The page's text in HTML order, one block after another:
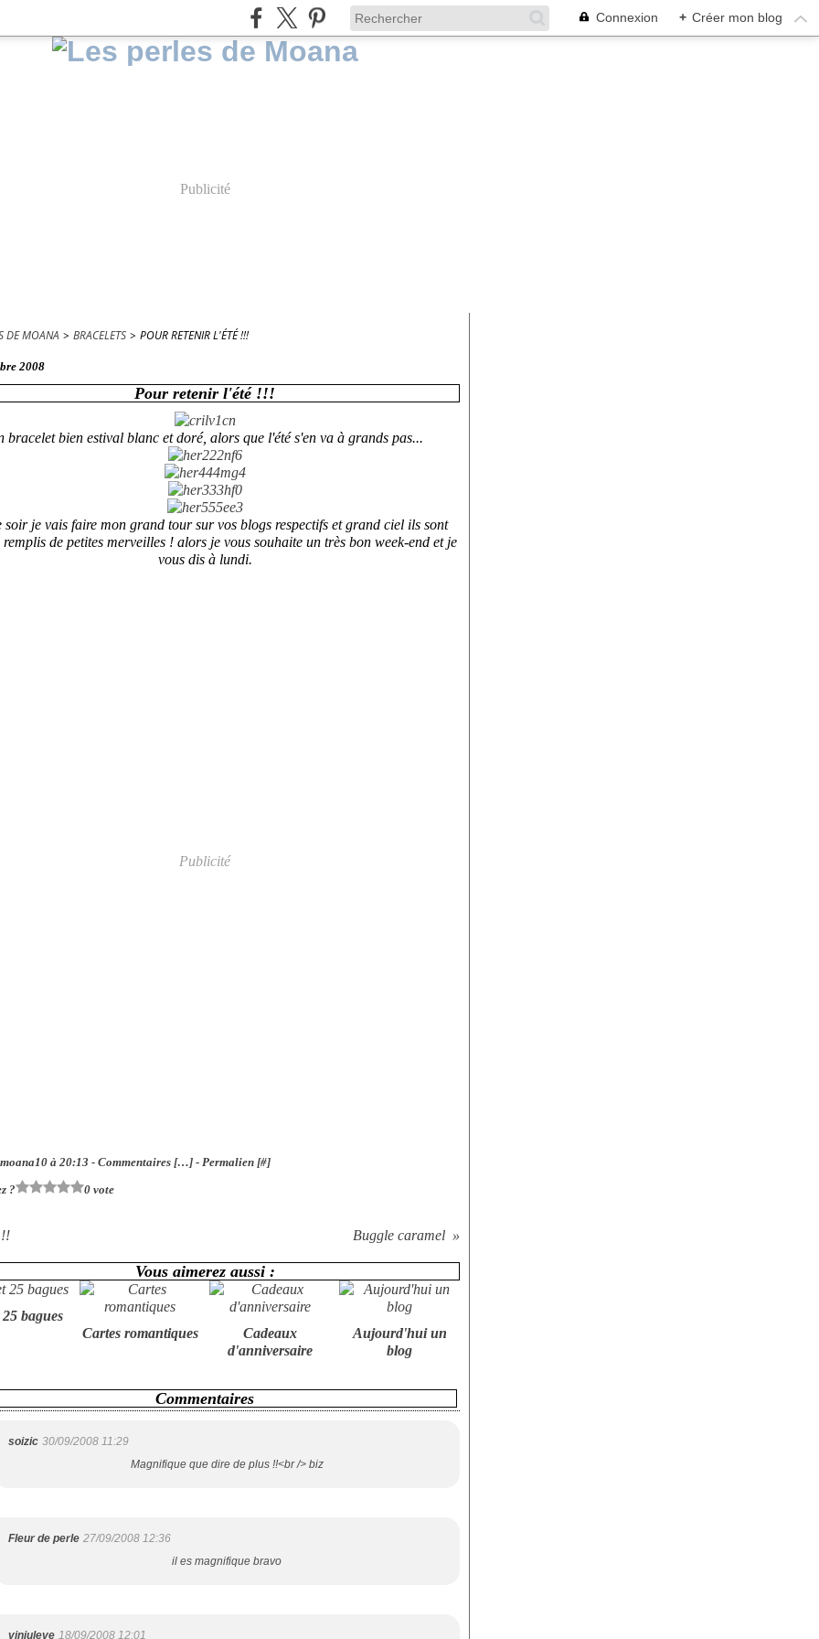
Connexion + Créer mon blog
Publicité
DE MOANA > BRACELETS > POUR RETENIR L'ÉTÉ !!!
2008
Pour retenir l'été !!!
bracelet bien estival blanc et doré, alors que l'été s'en va à grands pas...
soir je vais faire mon grand tour sur vos blogs respectifs et grand ciel ils sont
de petites merveilles ! alors je vous souhaite un très bon week-end et je
vous dis à lundi.
Publicité
à 20:13 - Commentaires […] - Permalien [#]
?
0 vote
Buggle caramel
Vous aimerez aussi :
bagues
Cartes romantiques
Cadeaux
d'anniversaire
Aujourd'hui un
blog
Commentaires
soizic 30/09/2008 11:29
Magnifique que dire de plus !!<br /> biz
Fleur de perle 27/09/2008 12:36
il es magnifique bravo
vinjuleve 18/09/2008 12:01